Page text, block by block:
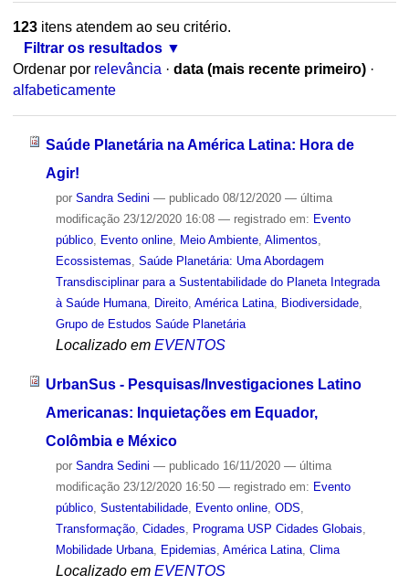
123itens atendem ao seu critério.
Filtrar os resultados
Ordenar por relevância · data (mais recente primeiro) ·
alfabeticamente
Saúde Planetária na América Latina: Hora de
Agir!
por Sandra Sedini — publicado08/12/2020 — última
modificação23/12/2020 16:08 — registrado em: Evento
público, Evento online, Meio Ambiente, Alimentos
Ecossistemas Saúde Planetária: Uma Abordagem
Transdisciplinar para a Sustentabilidade do Planeta Integrada
à Saúde Humana, Direito, América Latina, Biodiversidade,
Grupo de Estudos Saúde Planetária
Localizado em EVENTOS
UrbanSus - Pesquisas/Investigaciones Latino
Americanas: Inquietações em Equador,
Colômbia e México
por Sandra Sedini — publicado16/11/2020 — última
modificação23/12/2020 16:50 — registrado em: Evento
público, Sustentabilidade, Evento online, ODS
Transformação, Cidades Programa USP Cidades Globais
Mobilidade Urbana, Epidemias América Latina, Clima
Localizado em EVENTOS